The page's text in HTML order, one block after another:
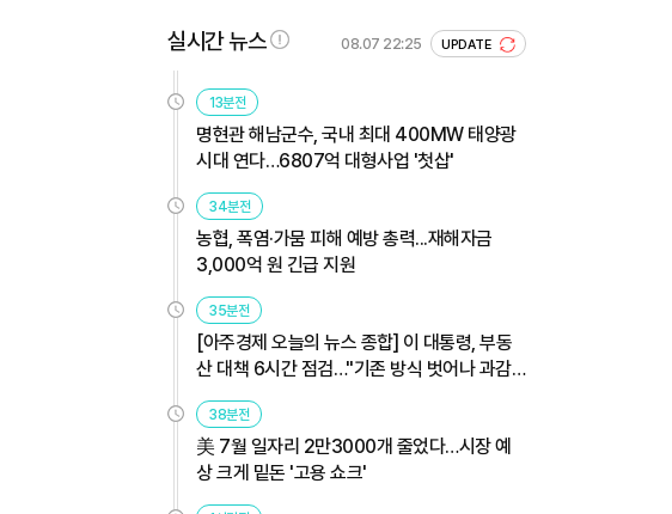
실시간 뉴스 08.07 22:25 UPDATE
13분전
명현관 해남군수, 국내 최대 400MW 태양광
시대 연다…6807억 대형사업 '첫삽'
34분전
농협, 폭염·가뭄 피해 예방 총력...재해자금
3,000억 원 긴급 지원
35분전
[아주경제 오늘의 뉴스 종합] 이 대통령, 부동
산 대책 6시간 점검…"기존 방식 벗어나 과감
히 실행" 外
38분전
美 7월 일자리 2만3000개 줄었다…시장 예
상 크게 밑돈 '고용 쇼크'